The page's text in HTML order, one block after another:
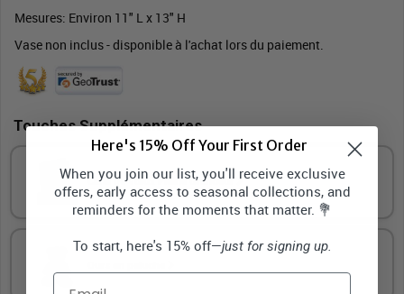
Mesures: Environ 11" L x 13" H
Vase non inclus - disponible à l'achat lors du paiement.
Touches Supplémentaires
Carte De Vœux Pleine Grandeur
Here's 15% Off Your First Order
When you join our list, you'll receive exclusive
offers, early access to seasonal collections, and
reminders for the moments that matter. 💐
To start, here's 15% off—just for signing up.
Email